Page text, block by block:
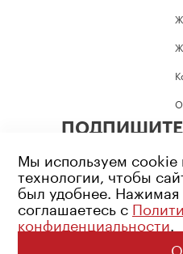
Возрастное
Политика
Мы используем cookie
технологии, чтобы
был удобнее. Нажимая
соглашаетесь с
конфиденциальности.